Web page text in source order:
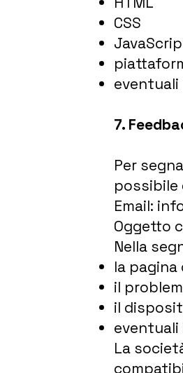
CSS
7.
Per
Email:
Oggetto
Nella
la pagina
il
il
La